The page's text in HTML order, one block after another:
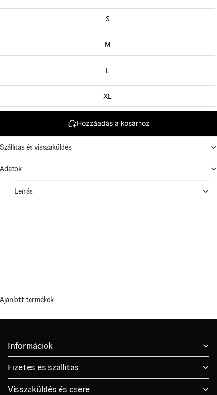
S
M
L
XL
Hozzáadás a kosárhoz
Szállítás és visszaküldés
Adatok
Leírás
Ajánlott termékek
Információk
Fizetés és szállítás
Visszaküldés és csere